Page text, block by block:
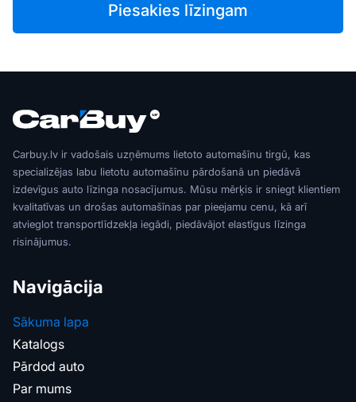
Piesakies līzingam
Carbuy.lv ir vadošais uzņēmums lietoto automašīnu tirgū, kas
specializējas labu lietotu automašīnu pārdošanā un piedāvā
izdevīgus auto līzinga nosacījumus. Mūsu mērķis ir sniegt klientiem
kvalitatīvas un drošas automašīnas par pieejamu cenu, kā arī
atvieglot transportlīdzekļa iegādi, piedāvājot elastīgus līzinga
risinājumus.
Navigācija
Sākuma lapa
Katalogs
Pārdod auto
Par mums